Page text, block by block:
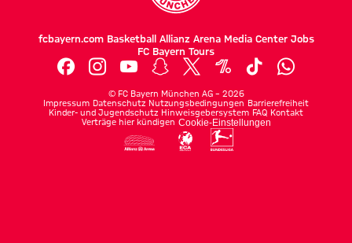
fcbayern.com Basketball Allianz Arena Media Center Jobs
FC Bayern Tours
© FC Bayern München AG – 2026
Impressum Datenschutz Nutzungsbedingungen Barrierefreiheit
Kinder- und Jugendschutz Hinweisgebersystem FAQ Kontakt
Verträge hier kündigen Cookie-Einstellungen